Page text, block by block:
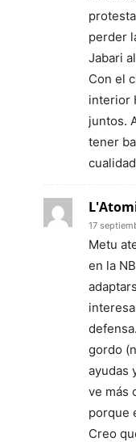
perder
Jabari
Con el
interior
juntos.
tener
17
Metu
en la
gordo
ayudas
ve más
porque
Creo